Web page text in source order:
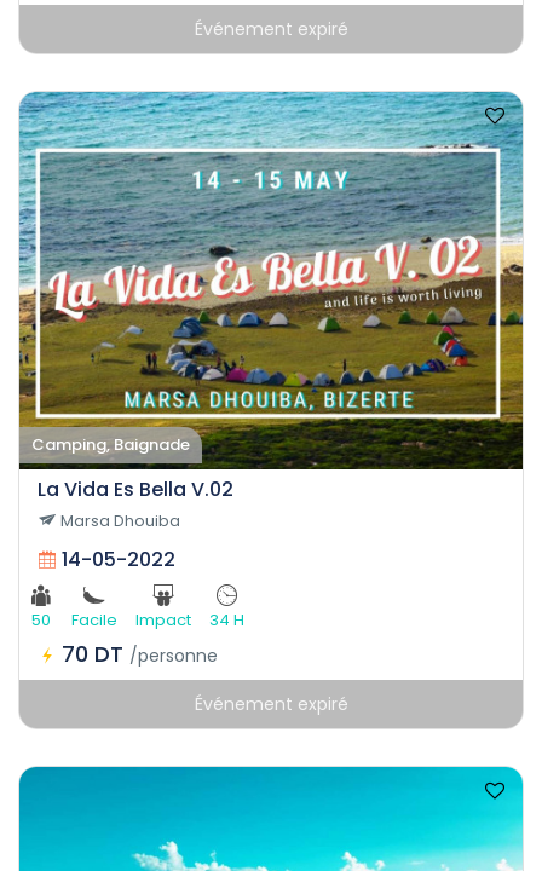
Événement expiré
Camping, Baignade
La Vida Es Bella V.02
Marsa Dhouiba
14-05-2022
50 Facile Impact 34 H
70 DT /personne
Événement expiré